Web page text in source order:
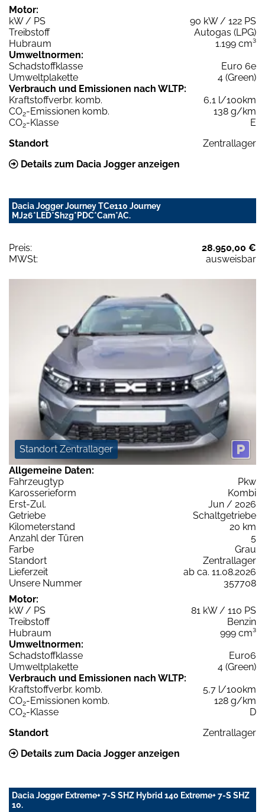
Motor:
kW / PS
90 kW / 122 PS
Treibstoff
Autogas (LPG)
Hubraum
1.199 cm³
Umweltnormen:
Schadstoffklasse
Euro 6e
Umweltplakette
4 (Green)
Verbrauch und Emissionen nach WLTP:
Kraftstoffverbr. komb.
6,1 l/100km
CO2-Emissionen komb.
138 g/km
CO2-Klasse
E
Standort
Zentrallager
Details zum Dacia Jogger anzeigen
Dacia Jogger Journey TCe110 Journey
MJ26*LED*Shzg*PDC*Cam*AC.
Preis:
28.950,00 €
MWSt:
ausweisbar
Standort Zentrallager
Allgemeine Daten:
Fahrzeugtyp
Pkw
Karosserieform
Kombi
Erst-Zul.
Jun / 2026
Getriebe
Schaltgetriebe
Kilometerstand
20 km
Anzahl der Türen
5
Farbe
Grau
Standort
Zentrallager
Lieferzeit
ab ca. 11.08.2026
Unsere Nummer
357708
Motor:
kW / PS
81 kW / 110 PS
Treibstoff
Benzin
Hubraum
999 cm³
Umweltnormen:
Schadstoffklasse
Euro6
Umweltplakette
4 (Green)
Verbrauch und Emissionen nach WLTP:
Kraftstoffverbr. komb.
5,7 l/100km
CO2-Emissionen komb.
128 g/km
CO2-Klasse
D
Standort
Zentrallager
Details zum Dacia Jogger anzeigen
Dacia Jogger Extreme+ 7-S SHZ Hybrid 140 Extreme+ 7-S SHZ
10.